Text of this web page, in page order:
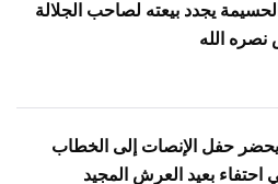
يجدد بيعته لصاحب الجلالة
الله
حفل الإنصات إلى الخطاب
احتفاء بعيد العرش المجيد